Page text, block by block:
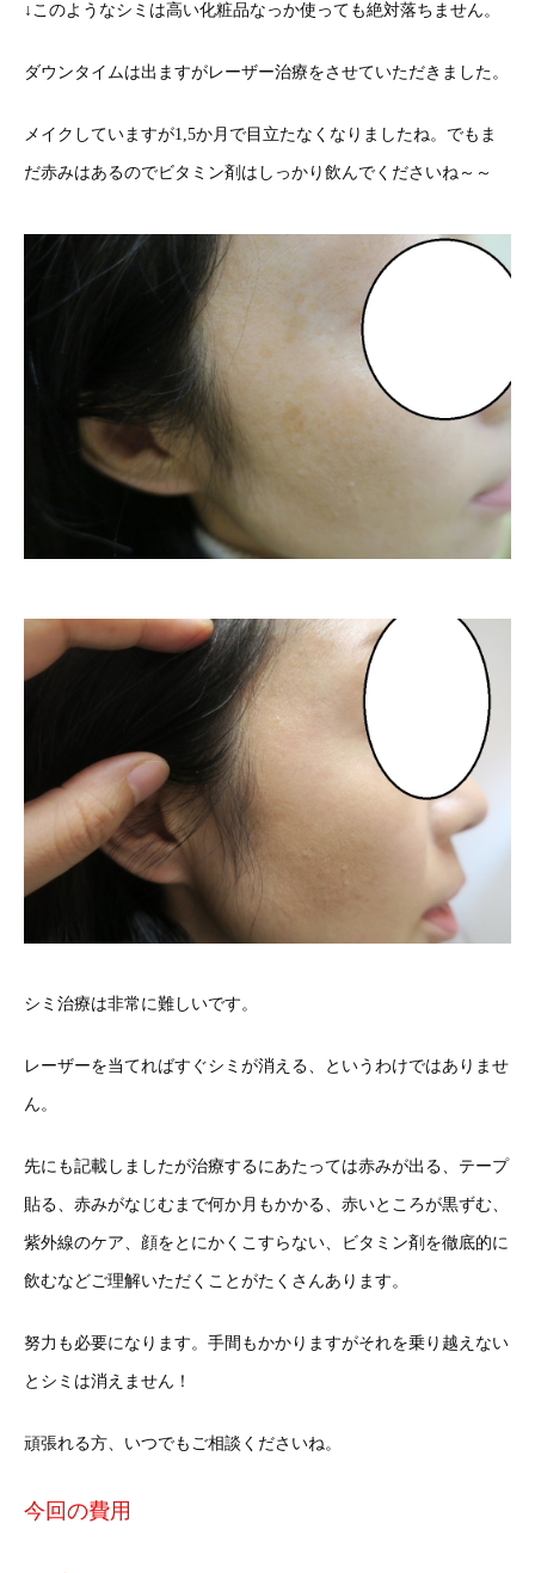
↓このようなシミは高い化粧品なっか使っても絶対落ちません。
ダウンタイムは出ますがレーザー治療をさせていただきました。
メイクしていますが1,5か月で目立たなくなりましたね。でもま
だ赤みはあるのでビタミン剤はしっかり飲んでくださいね～～
シミ治療は非常に難しいです。
レーザーを当てればすぐシミが消える、というわけではありませ
ん。
先にも記載しましたが治療するにあたっては赤みが出る、テープ
貼る、赤みがなじむまで何か月もかかる、赤いところが黒ずむ、
紫外線のケア、顔をとにかくこすらない、ビタミン剤を徹底的に
飲むなどご理解いただくことがたくさんあります。
努力も必要になります。手間もかかりますがそれを乗り越えない
とシミは消えません！
頑張れる方、いつでもご相談くださいね。
今回の費用